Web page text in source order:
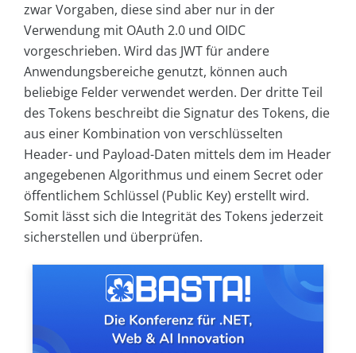
zwar Vorgaben, diese sind aber nur in der
Verwendung mit OAuth 2.0 und OIDC
vorgeschrieben. Wird das JWT für andere
Anwendungsbereiche genutzt, können auch
beliebige Felder verwendet werden. Der dritte Teil
des Tokens beschreibt die Signatur des Tokens, die
aus einer Kombination von verschlüsselten
Header- und Payload-Daten mittels dem im Header
angegebenen Algorithmus und einem Secret oder
öffentlichem Schlüssel (Public Key) erstellt wird.
Somit lässt sich die Integrität des Tokens jederzeit
sicherstellen und überprüfen.